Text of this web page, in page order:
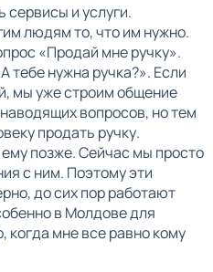
и услуги.
людям то, что им нужно.
«Продай мне ручку».
тебе нужна ручка?». Если
мы уже строим общение
вопросов, но тем
продать ручку.
позже. Сейчас мы просто
с ним. Поэтому эти
до сих пор работают
в Молдове для
когда мне все равно кому